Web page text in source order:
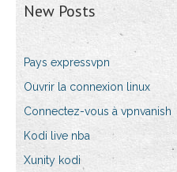
New Posts
Pays expressvpn
Ouvrir la connexion linux
Connectez-vous à vpnvanish
Kodi live nba
Xunity kodi